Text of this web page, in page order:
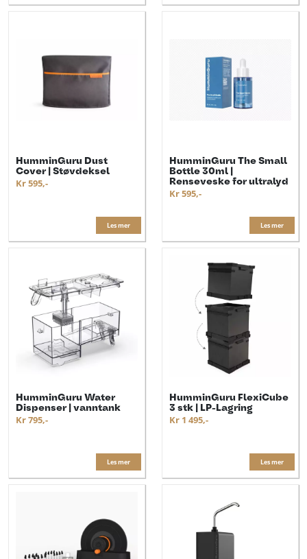
HumminGuru Dust
Cover | Støvdeksel
Kr 595,-
Les mer
HumminGuru The Small
Bottle 30ml |
Renseveske for ultralyd
Kr 595,-
Les mer
HumminGuru Water
Dispenser | vanntank
Kr 795,-
Les mer
HumminGuru FlexiCube
3 stk | LP-Lagring
Kr 1 495,-
Les mer